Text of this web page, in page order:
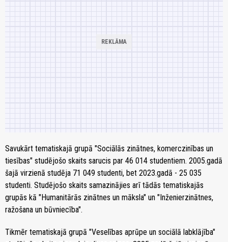
Savukārt tematiskajā grupā "Sociālās zinātnes, komerczinības un
tiesības" studējošo skaits sarucis par 46 014 studentiem. 2005.gadā
šajā virzienā studēja 71 049 studenti, bet 2023.gadā - 25 035
studenti. Studējošo skaits samazinājies arī tādās tematiskajās
grupās kā "Humanitārās zinātnes un māksla" un "Inženierzinātnes,
ražošana un būvniecība".
Tikmēr tematiskajā grupā "Veselības aprūpe un sociālā labklājība"